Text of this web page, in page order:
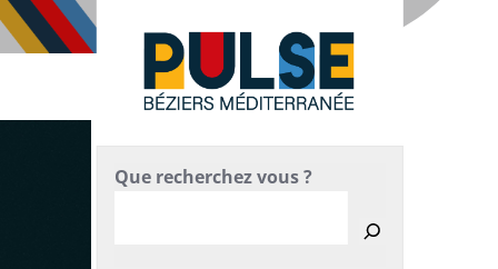
Que recherchez vous ?